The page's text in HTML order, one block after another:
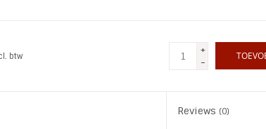
btw
+
-
Reviews (0)